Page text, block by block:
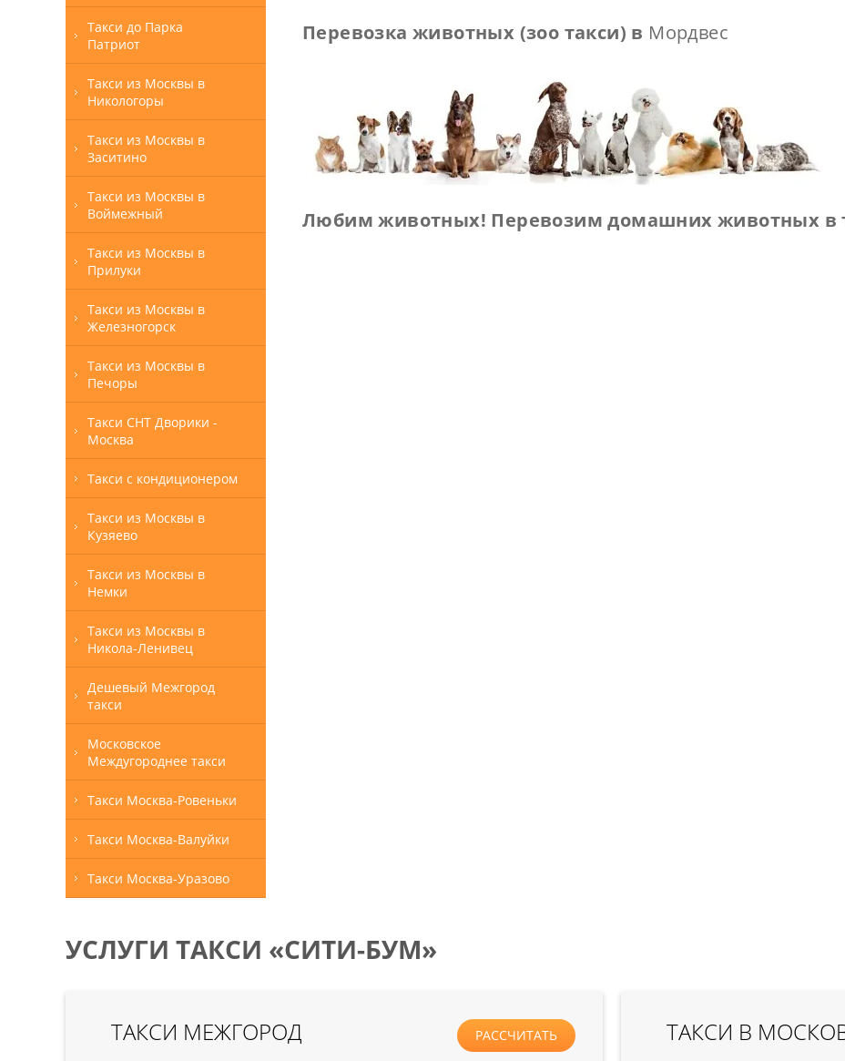
Такси до Парка
Патриот
Такси из Москвы в
Никологоры
Такси из Москвы в
Заситино
Такси из Москвы в
Воймежный
Такси из Москвы в
Прилуки
Такси из Москвы в
Железногорск
Такси из Москвы в
Печоры
Такси СНТ Дворики -
Москва
Такси с кондиционером
Такси из Москвы в
Кузяево
Такси из Москвы в
Немки
Такси из Москвы в
Никола-Ленивец
Дешевый Межгород
такси
Московское
Междугороднее такси
Такси Москва-Ровеньки
Такси Москва-Валуйки
Такси Москва-Уразово
Перевозка животных (зоо такси) в Мордвес
Любим животных! Перевозим домашних животных в
УСЛУГИ ТАКСИ «СИТИ-БУМ»
ТАКСИ МЕЖГОРОД РАССЧИТАТЬ ТАКСИ В